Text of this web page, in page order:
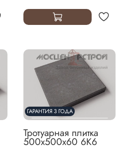
ГАРАНТИЯ 3 ГОДА
Тротуарная плитка
500х500х60 6К6